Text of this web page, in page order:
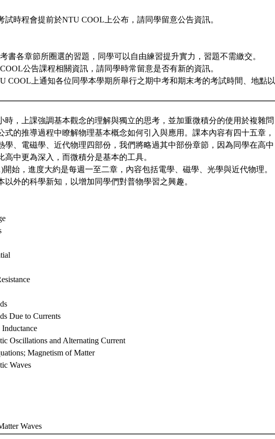
試時程會提前於NTU COOL上公布，請同學留意公告資訊。
書各章節所圈選的習題，同學可以自由練習提升實力，習題不需繳交。
公告課程相關資訊，請同學時常留意是否有新的資訊。
COOL上通知各位同學本學期所舉行之期中考和期末考的考試時間、地點以
時，上課強調基本觀念的理解與獨立的思考，並加重微積分的使用於複雜問
式的推導過程中瞭解物理基本概念如何引入與應用。課本內容有四十五章，
學、電磁學、近代物理四部份，我們將略過其中部份章節，因為同學在高中
高中更為深入，而微積分是基本的工具。
開始，進度大約是每週一至二章，內容包括電學、磁學、光學與近代物理。
以外的科學新知，以增加同學們對普物學習之興趣。
Due to Currents
Oscillations and Alternating Current
Magnetism of Matter
Waves
Waves